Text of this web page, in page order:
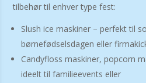
tilbehør til enhver type fest:
Slush ice maskiner – perfekt til
børnefødselsdagen eller
Candyfloss maskiner, popcorn
ideelt til familieevents eller